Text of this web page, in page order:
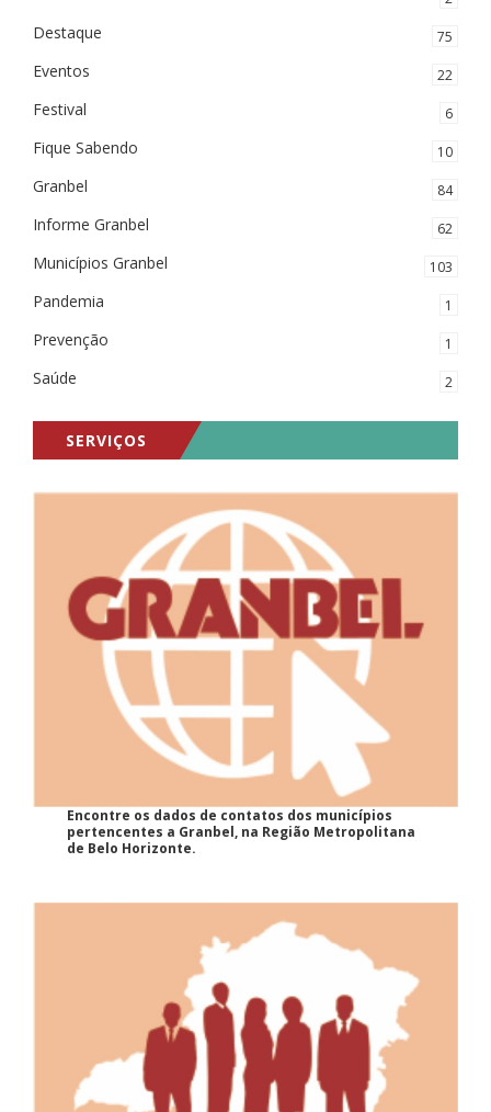
Destaque 75
Eventos 22
Festival 6
Fique Sabendo 10
Granbel 84
Informe Granbel 62
Municípios Granbel 103
Pandemia 1
Prevenção 1
Saúde 2
SERVIÇOS
Encontre os dados de contatos dos municípios
pertencentes a Granbel, na Região Metropolitana
de Belo Horizonte.